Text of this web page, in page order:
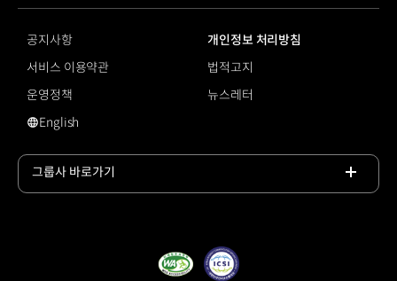
journal
tv
공지사항
개인정보 처리방침
서비스 이용약관
법적고지
운영정책
뉴스레터
영문 사이트로 이동
English
그룹사 바로가기